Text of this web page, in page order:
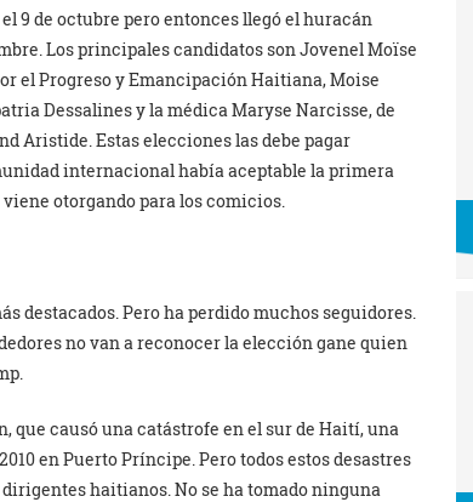
9 de octubre pero entonces llegó el huracán
Los principales candidatos son Jovenel Moïse
el Progreso y Emancipación Haitiana, Moise
Dessalines y la médica Maryse Narcisse, de
Aristide. Estas elecciones las debe pagar
internacional había aceptable la primera
otorgando para los comicios.
destacados. Pero ha perdido muchos seguidores.
no van a reconocer la elección gane quien
que causó una catástrofe en el sur de Haití, una
en Puerto Príncipe. Pero todos estos desastres
haitianos. No se ha tomado ninguna